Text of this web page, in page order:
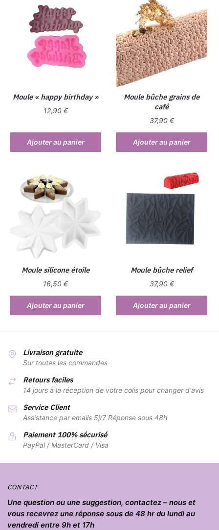
Moule « happy birthday »
12,90 €
Ajouter au panier
Moule bûche grains de
café
37,90 €
Ajouter au panier
Moule silicone étoile
16,50€
Ajouter au panier
Moule bûche relief
37,90 €
Ajouter au panier
Livraison gratuite
Sur toutes les commandes
Retours faciles
14 jours à la réception de votre colis pour changer d'avis
Service Client
Assistance par emails 5j/7 Réponse sous 48h
Paiement 100% sécurisé
PayPal / MasterCard / Visa
CONTACT
Une question ou une suggestion, contactez – nous et
vous recevrez une réponse sous de 48 hr du lundi au
vendredi entre 9h et 17h